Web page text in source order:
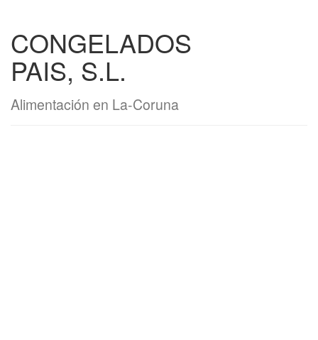
CONGELADOS
PAIS, S.L.
Alimentación en La-Coruna